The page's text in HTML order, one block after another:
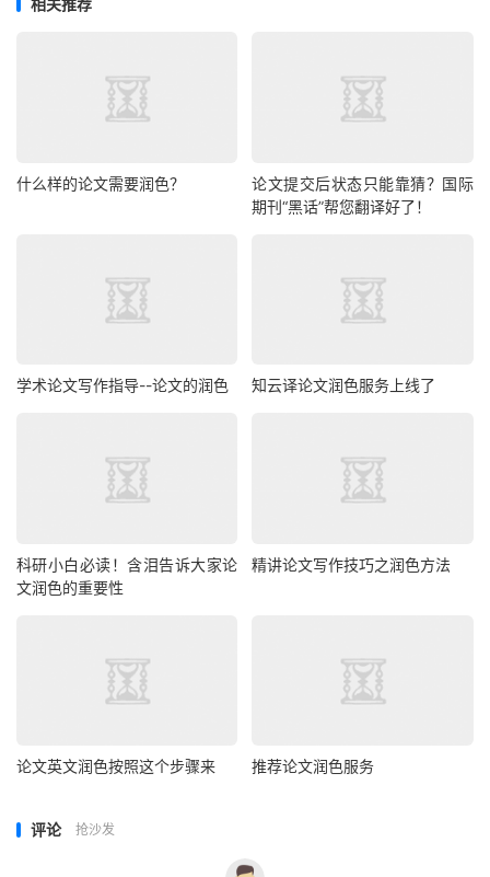
相关推荐
什么样的论文需要润色？
论文提交后状态只能靠猜？国际
期刊“黑话”帮您翻译好了！
学术论文写作指导--论文的润色 知云译论文润色服务上线了
科研小白必读！含泪告诉大家论
文润色的重要性
精讲论文写作技巧之润色方法
论文英文润色按照这个步骤来 推荐论文润色服务
评论 抢沙发